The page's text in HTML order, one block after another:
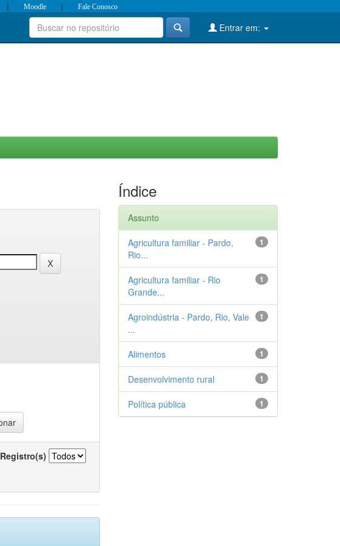
| Moodle | Fale Conosco
Entrar em:
Registro(s)
Índice
Assunto
1
Agricultura familiar - Pardo,
Rio...
1
Agricultura familiar - Rio
Grande...
1
Agroindústria - Pardo, Rio, Vale
...
1
Alimentos
1
Desenvolvimento rural
1
Política pública